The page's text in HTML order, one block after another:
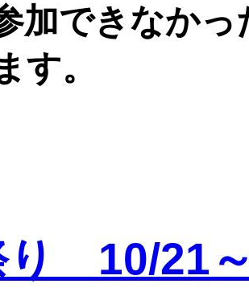
加できなか
す。
り 10/21